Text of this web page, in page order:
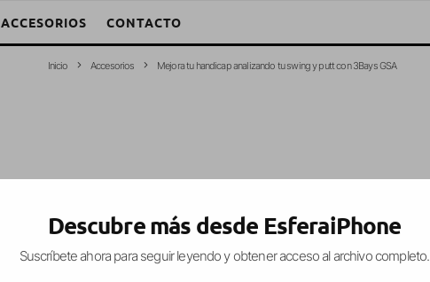
ACCESORIOS CONTACTO
Inicio Accesorios Mejora tu handicap analizando tu swing y putt con 3Bays GSA
Descubre más desde EsferaiPhone
Suscríbete ahora para seguir leyendo y obtener acceso al archivo completo.